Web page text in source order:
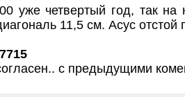
уже четвертый год, так на
11,5 см. Асус отстой
с предыдущими